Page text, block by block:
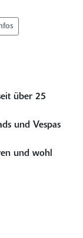
über 25
und Vespas
und wohl